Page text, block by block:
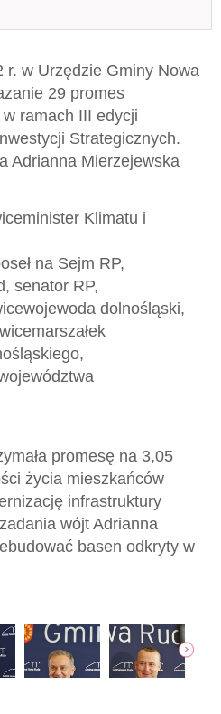
r. w Urzędzie Gminy Nowa
29 promes
ramach III edycji
Strategicznych.
Adrianna Mierzejewska
Klimatu i
na Sejm RP,
senator RP,
dolnośląski,
promesę na 3,05
życia mieszkańców
infrastruktury
wójt Adrianna
basen odkryty w